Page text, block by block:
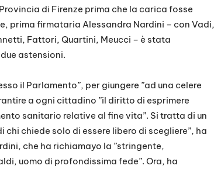
di Firenze prima che la carica fosse
prima firmataria Alessandra Nardini – con Vadi,
Fattori, Quartini, Meucci – è stata
astensioni.
il Parlamento”, per giungere ”ad una celere
a ogni cittadino ”il diritto di esprimere
sanitario relative al fine vita”. Si tratta di un
chiede solo di essere libero di scegliere”, ha
che ha richiamayo la ”stringente,
uomo di profondissima fede”. Ora, ha